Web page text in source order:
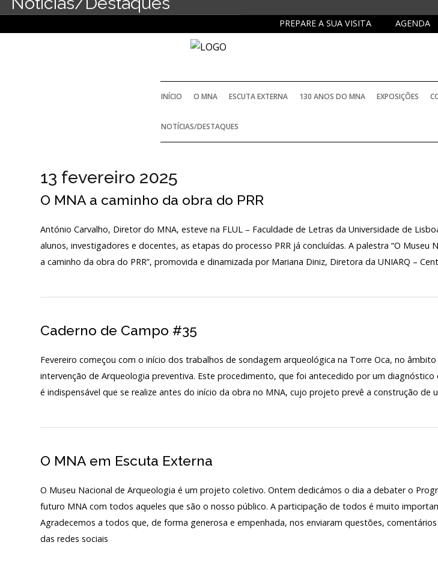
AGENDA
PREPARE A SUA VISITA
INÍCIO O MNA ESCUTA EXTERNA 130 ANOS DO MNA EXPOSIÇÕES
NOTÍCIAS/DESTAQUES
13 fevereiro 2025
O MNA a caminho da obra do PRR
António Carvalho, Diretor do MNA, esteve na FLUL – Faculdade de Letras da Universidade de
alunos, investigadores e docentes, as etapas do processo PRR já concluídas. A palestra “O Museu
a caminho da obra do PRR”, promovida e dinamizada por Mariana Diniz, Diretora da UNIARQ –
Caderno de Campo #35
Fevereiro começou com o início dos trabalhos de sondagem arqueológica na Torre Oca, no
intervenção de Arqueologia preventiva. Este procedimento, que foi antecedido por um diagnóstico
é indispensável que se realize antes do início da obra no MNA, cujo projeto prevê a construção de
O MNA em Escuta Externa
O Museu Nacional de Arqueologia é um projeto coletivo. Ontem dedicámos o dia a debater o
futuro MNA com todos aqueles que são o nosso público. A participação de todos é muito
Agradecemos a todos que, de forma generosa e empenhada, nos enviaram questões,
das redes sociais